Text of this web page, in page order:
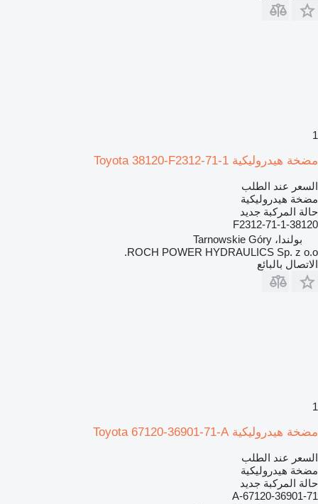
1
مضخة هيدروليكية Toyota 38120-F2312-71-1
السعر عند الطلب
مضخة هيدروليكية
حالة المركبة جديد
38120-F2312-71-1
بولندا، Tarnowskie Góry
ROCH POWER HYDRAULICS Sp. z o.o.
الاتصال بالبائع
1
مضخة هيدروليكية Toyota 67120-36901-71-A
السعر عند الطلب
مضخة هيدروليكية
حالة المركبة جديد
67120-36901-71-A